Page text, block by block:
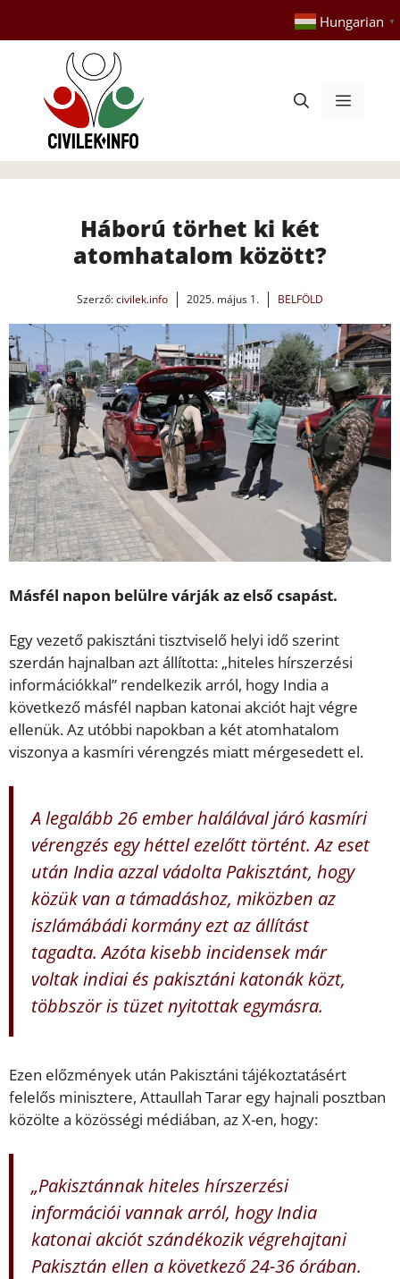
tartalomba
Hungarian ▼
Menü
Háború törhet ki két
atomhatalom között?
Szerző:civilek.info 2025. május 1. BELFÖLD
Másfél napon belülre várják az első csapást.
Egy vezető pakisztáni tisztviselő helyi idő szerint
szerdán hajnalban azt állította: „hiteles hírszerzési
információkkal” rendelkezik arról, hogy India a
következő másfél napban katonai akciót hajt végre
ellenük. Az utóbbi napokban a két atomhatalom
viszonya a kasmíri vérengzés miatt mérgesedett el.
A legalább 26 ember halálával járó kasmíri
vérengzés egy héttel ezelőtt történt. Az eset
után India azzal vádolta Pakisztánt, hogy
közük van a támadáshoz, miközben az
iszlámábádi kormány ezt az állítást
tagadta. Azóta kisebb incidensek már
voltak indiai és pakisztáni katonák közt,
többször is tüzet nyitottak egymásra.
Ezen előzmények után Pakisztáni tájékoztatásért
felelős minisztere, Attaullah Tarar egy hajnali posztban
közölte a közösségi médiában, az X-en, hogy:
„Pakisztánnak hiteles hírszerzési
információi vannak arról, hogy India
katonai akciót szándékozik végrehajtani
Pakisztán ellen a következő 24-36 órában.